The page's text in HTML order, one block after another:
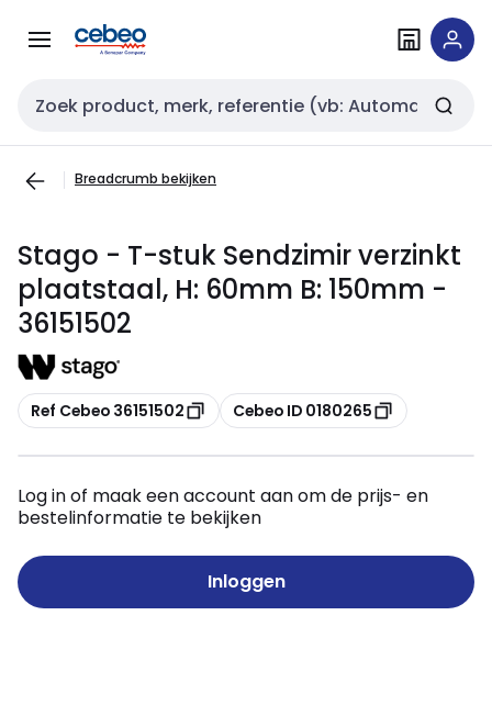
naar
naar
Zoekveld invoer
Breadcrumb bekijken
Stago - T-stuk Sendzimir verzinkt
plaatstaal, H: 60mm B: 150mm -
36151502
Kopiëren
Ref Cebeo 36151502 Kopiëren
Cebeo ID 0180265
Log in of maak een account aan om de prijs- en
bestelinformatie te bekijken
Inloggen